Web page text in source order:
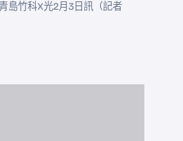
島竹科X光2月3日訊（記者